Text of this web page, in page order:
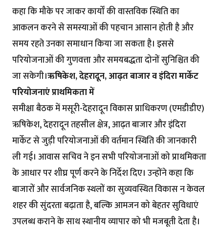
कहा कि मौके पर जाकर कार्यों की वास्तविक स्थिति का
आकलन करने से समस्याओं की पहचान आसान होती है और
समय रहते उनका समाधान किया जा सकता है। इससे
परियोजनाओं की गुणवत्ता और समयबद्धता दोनों सुनिश्चित की
जा सकेगी।ऋषिकेश, देहरादून, आढ़त बाजार व इंदिरा मार्केट
परियोजनाएं प्राथमिकता में
समीक्षा बैठक में मसूरी-देहरादून विकास प्राधिकरण (एमडीडीए)
ऋषिकेश, देहरादून तहसील क्षेत्र, आढ़त बाजार और इंदिरा
मार्केट से जुड़ी परियोजनाओं की वर्तमान स्थिति की जानकारी
ली गई। आवास सचिव ने इन सभी परियोजनाओं को प्राथमिकता
के आधार पर शीघ्र पूर्ण करने के निर्देश दिए। उन्होंने कहा कि
बाजारों और सार्वजनिक स्थलों का सुव्यवस्थित विकास न केवल
शहर की सुंदरता बढ़ाता है, बल्कि आमजन को बेहतर सुविधाएं
उपलब्ध कराने के साथ स्थानीय व्यापार को भी मजबूती देता है।